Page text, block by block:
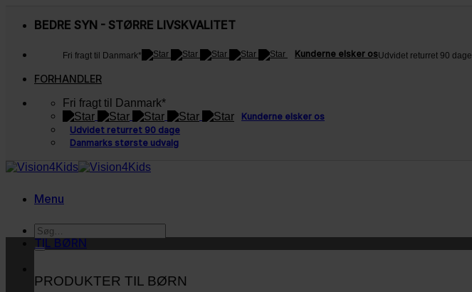
BEDRE SYN - STØRRE LIVSKVALITET
Fri fragt til Danmark* Kunderne elsker osUdvidet returret 90 dage
FORHANDLER
Fri fragt til Danmark*
Kunderne elsker os
Udvidet returret 90 dage
Danmarks største udvalg
Menu
Søg
efter:
TIL BØRN
PRODUKTER TIL BØRN